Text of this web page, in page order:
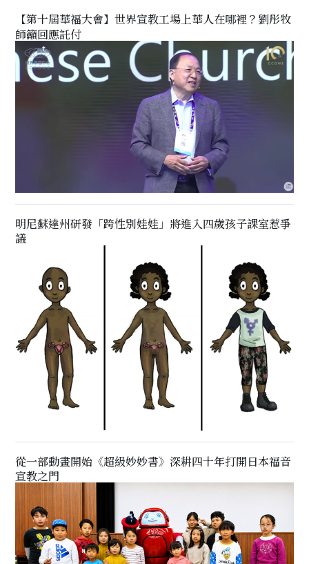
【第十屆華福大會】世界宣教工場上華人在哪裡？劉彤牧
師籲回應託付
明尼蘇達州研發「跨性別娃娃」將進入四歲孩子課室惹爭
議
從一部動畫開始《超級妙妙書》深耕四十年打開日本福音
宣教之門